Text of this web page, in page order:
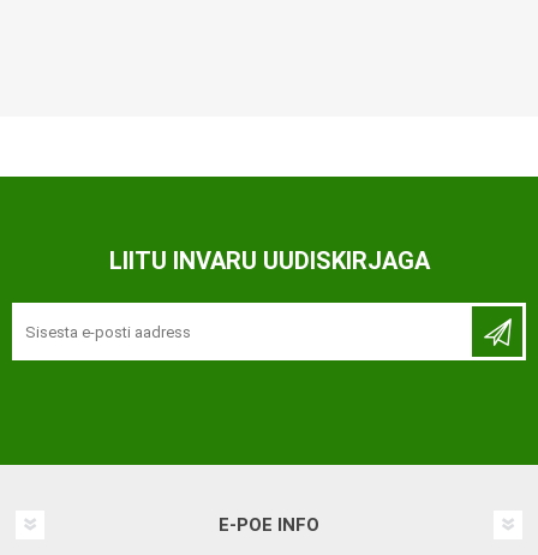
LIITU INVARU UUDISKIRJAGA
E-POE INFO